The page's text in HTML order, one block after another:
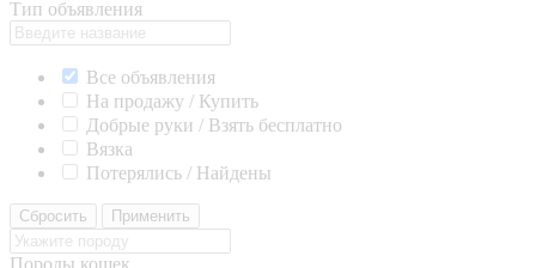
Тип объявления
Все объявления
На продажу / Купить
Добрые руки / Взять бесплатно
Вязка
Потерялись / Найдены
Сбросить Применить
Породы кошек